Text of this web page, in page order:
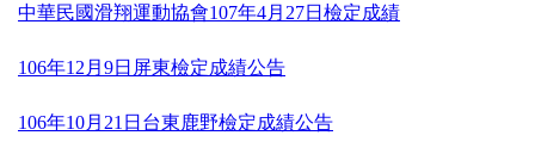
中華民國滑翔運動協會107年4月27日檢定成績
106年12月9日屏東檢定成績公告
106年10月21日台東鹿野檢定成績公告